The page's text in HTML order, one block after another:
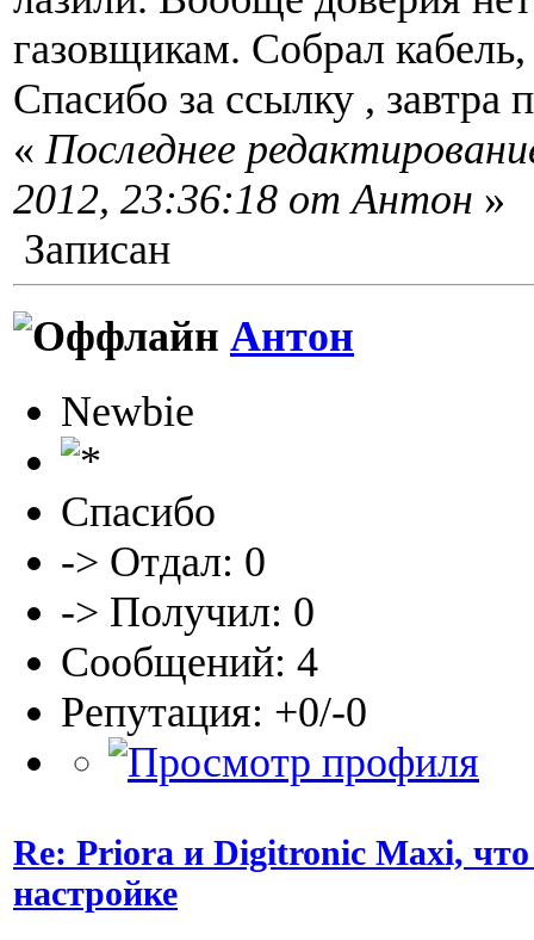
газовщикам. Собрал
Спасибо за ссылку , завтра
« Последнее
2012, 23:36:18 от Антон »
Записан
Антон
Newbie
Спасибо
-> Отдал: 0
-> Получил: 0
Сообщений: 4
Репутация: +0/-0
Re: Priora и Digitronic Maxi, что
настройке